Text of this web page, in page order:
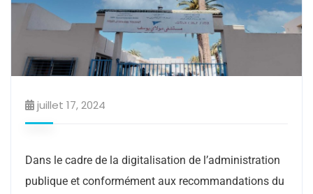
juillet 17, 2024
Dans le cadre de la digitalisation de l’administration
publique et conformément aux recommandations du